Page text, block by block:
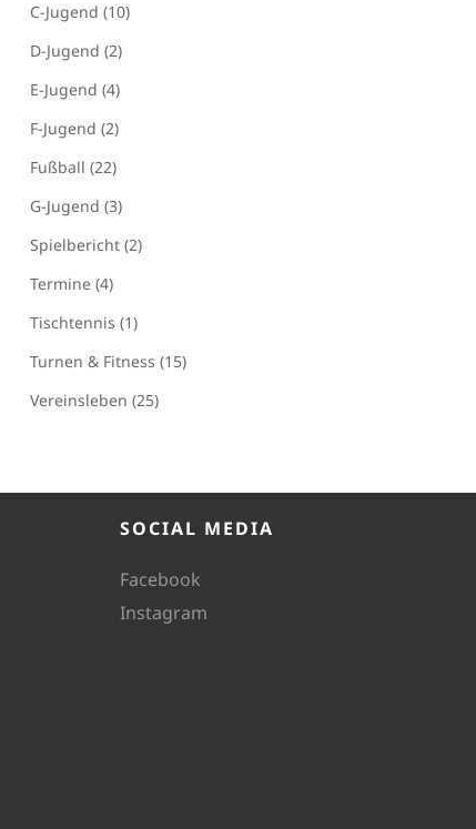
C-Jugend (10)
D-Jugend (2)
E-Jugend (4)
F-Jugend (2)
Fußball (22)
G-Jugend (3)
Spielbericht (2)
Termine (4)
Tischtennis (1)
Turnen & Fitness (15)
Vereinsleben (25)
SOCIAL MEDIA
Facebook
Instagram